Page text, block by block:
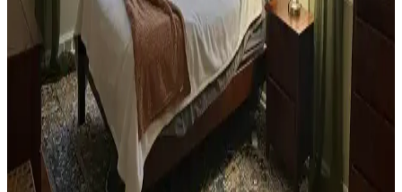
Yan Sehpa Boyama Renk Seçenekleri ve
Dekorasyon Uyumu İçin Rehber
Yan sehpa boyamada renk seçimi, mobilya ve dekorasyon uyumu
açısından önemlidir. Koyu tonlar, sıcak renkler ve doğal ahşap
görünümü seçenekleriyle estetik sonuçlar elde edilir.
Ev Kütüphanesi Yenileme: Renk, Dekorasyon ve
Konforun Dengeli Buluşması